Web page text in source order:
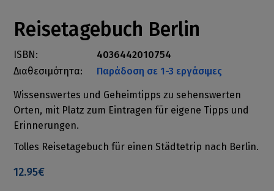
Reisetagebuch Berlin
ISBN:
4036442010754
Διαθεσιμότητα:
Παράδοση σε 1-3 εργάσιμες
Wissenswertes und Geheimtipps zu sehenswerten
Orten, mit Platz zum Eintragen für eigene Tipps und
Erinnerungen.
Tolles Reisetagebuch für einen Städtetrip nach Berlin.
12.95€